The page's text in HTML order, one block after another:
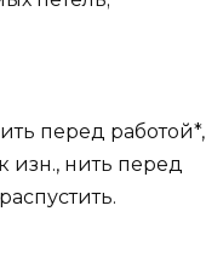
перед работой*,
изн., нить перед